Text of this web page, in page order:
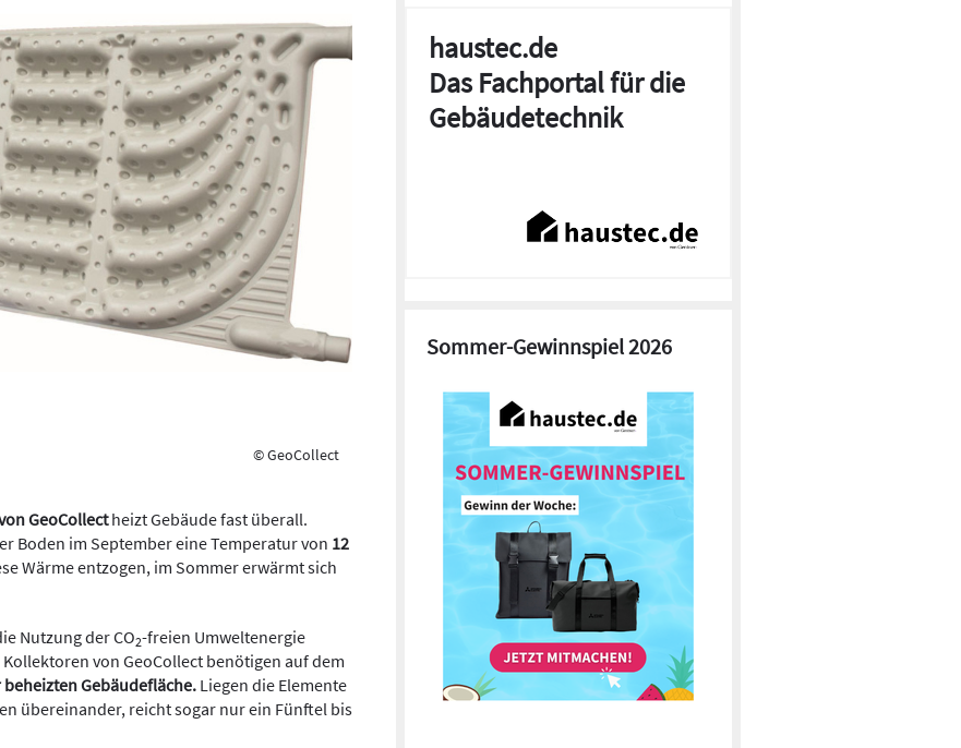
© GeoCollect
GeoCollectheizt Gebäude fast überall.
Boden im September eine Temperatur von 12
Wärme entzogen, im Sommer erwärmt sich
Nutzung der CO2-freien Umweltenergie
von GeoCollect benötigen auf dem
Gebäudefläche.Liegen die Elemente
übereinander, reicht sogar nur ein Fünftel bis
haustec.de
Das Fachportal für die
Gebäudetechnik
Sommer-Gewinnspiel 2026